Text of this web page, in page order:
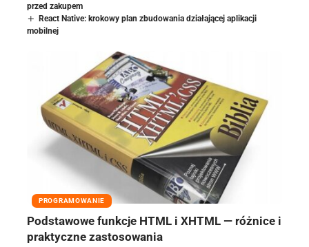
przed zakupem
React Native: krokowy plan zbudowania działającej aplikacji
mobilnej
PROGRAMOWANIE
Podstawowe funkcje HTML i XHTML — różnice i
praktyczne zastosowania